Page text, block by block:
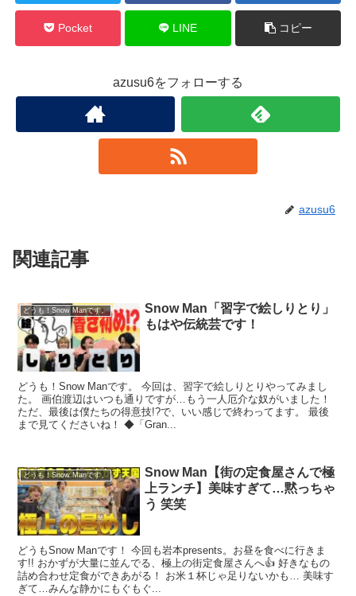
Pocket LINE コピー
azusu6をフォローする
azusu6
関連記事
どうも！Snow Manです。
Snow Man「習字で絵しりとり」
もはや伝統芸です！
どうも！Snow Manです。 今回は、習字で絵しりとりやってみまし
た。 画伯渡辺はいつも通りですが…もう一人厄介な奴がいました！
ただ、最後は僕たちの得意技!?で、いい感じで終わってます。 最後
まで見てくださいね！ ◆「Gran...
どうも！Snow Manです。
Snow Man【街の定食屋さんで極
上ランチ】美味すぎて…黙っちゃ
う 笑笑
どうもSnow Manです！ 今回も岩本presents。お昼を食べに行きま
す!! おかずが大量に並んでる、極上の街定食屋さんへ👍 好きなもの
詰め合わせ定食ができあがる！ お米１杯じゃ足りないかも… 美味す
ぎて…みんな静かにもぐもぐ...